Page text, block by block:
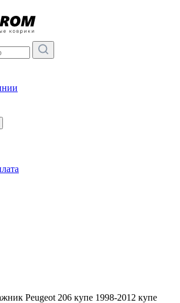
Peugeot 206 купе 1998-2012 купе